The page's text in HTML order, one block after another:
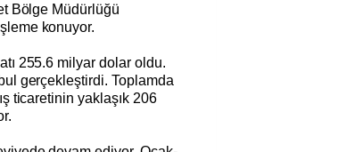
Bölge Müdürlüğü
konuyor.
255.6 milyar dolar oldu.
gerçekleştirdi. Toplamda
ticaretinin yaklaşık 206